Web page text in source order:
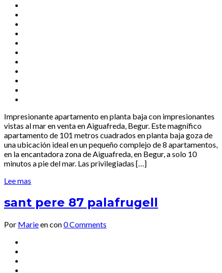
Impresionante apartamento en planta baja con impresionantes
vistas al mar en venta en Aiguafreda, Begur. Este magnífico
apartamento de 101 metros cuadrados en planta baja goza de
una ubicación ideal en un pequeño complejo de 8 apartamentos,
en la encantadora zona de Aiguafreda, en Begur, a solo 10
minutos a pie del mar. Las privilegiadas […]
Lee mas
sant pere 87 palafrugell
Por Marieencon0 Comments